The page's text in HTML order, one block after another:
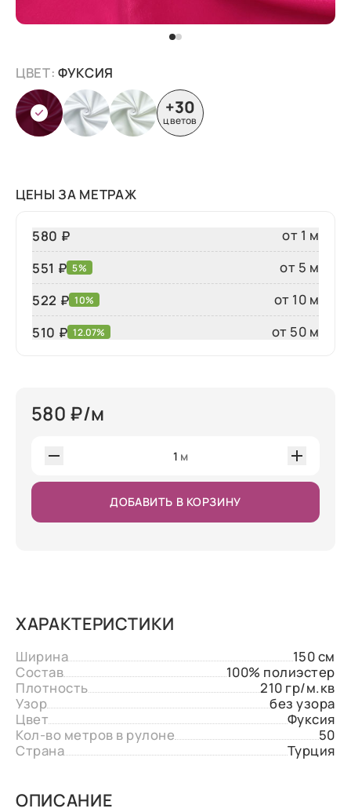
ЦВЕТ:ФУКСИЯ
+30
цветов
ЦЕНЫ ЗА МЕТРАЖ
580 ₽
от 1 м
551 ₽ 5%
от 5 м
522 ₽ 10%
от 10 м
510 ₽ 12.07% от 50 м
580 ₽/м
1 м
ДОБАВИТЬ В КОРЗИНУ
ХАРАКТЕРИСТИКИ
Ширина
150 см
Состав
100% полиэстер
Плотность
210 гр/м.кв
Узор
без узора
Цвет
Фуксия
Кол-во метров в рулоне
50
Страна
Турция
ОПИСАНИЕ